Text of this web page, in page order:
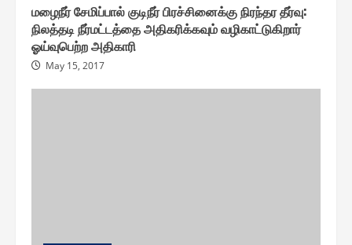
மழைநீர் சேமிப்பால் குடிநீர் பிரச்சினைக்கு நிரந்தர தீர்வு:
நிலத்தடி நீர்மட்டத்தை அதிகரிக்கவும் வழிகாட்டுகிறார்
ஓய்வுபெற்ற அதிகாரி
May 15, 2017